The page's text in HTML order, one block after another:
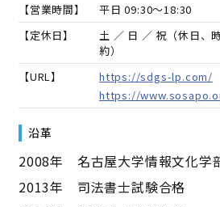
【営業時間】
平日 09:30～18:30
【定休日】
土 ／ 日 ／ 祝（休日、
約）
【URL】
https://sdgs-lp.com/
https://
沿革
2008年 名古屋大学情報文化学
2013年 司法書士試験合格